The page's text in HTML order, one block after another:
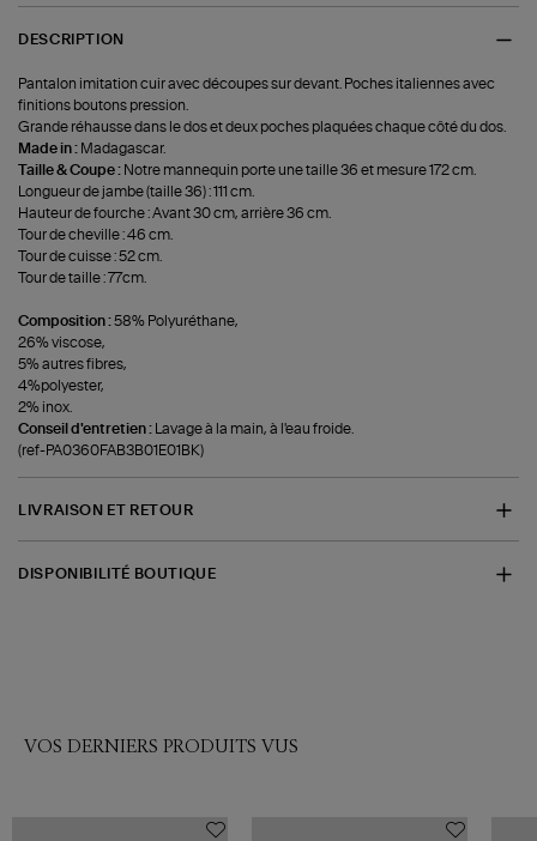
DESCRIPTION
Pantalon imitation cuir avec découpes sur devant. Poches italiennes avec
finitions boutons pression.
Grande réhausse dans le dos et deux poches plaquées chaque côté du dos.
Made in : Madagascar.
Taille & Coupe : Notre mannequin porte une taille 36 et mesure 172 cm.
Longueur de jambe (taille 36) : 111 cm.
Hauteur de fourche : Avant 30 cm, arrière 36 cm.
Tour de cheville : 46 cm.
Tour de cuisse : 52 cm.
Tour de taille : 77cm.
Composition :58% Polyuréthane,
26% viscose,
5% autres fibres,
4%polyester,
2% inox.
Conseil d'entretien :
Lavage à la main, à l'eau froide.
(ref-PA0360FAB3B01E01BK)
LIVRAISON ET RETOUR
DISPONIBILITÉ BOUTIQUE
VOS DERNIERS PRODUITS VUS